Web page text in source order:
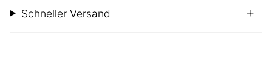
Schneller Versand